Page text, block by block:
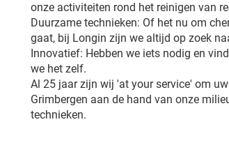
onze activiteiten rond het reinigen van
Duurzame technieken: Of het nu om
gaat, bij Longin zijn we altijd op zoek
Innovatief: Hebben we iets nodig en
we het zelf.
Al 25 jaar zijn wij 'at your service' om
Grimbergen aan de hand van onze
technieken.